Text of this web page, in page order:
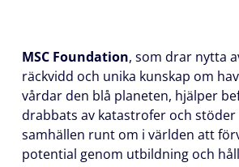
MSC Foundation, som drar nytta
räckvidd och unika kunskap om
vårdar den blå planeten, hjälper
drabbats av katastrofer och
samhällen runt om i världen att
potential genom utbildning och